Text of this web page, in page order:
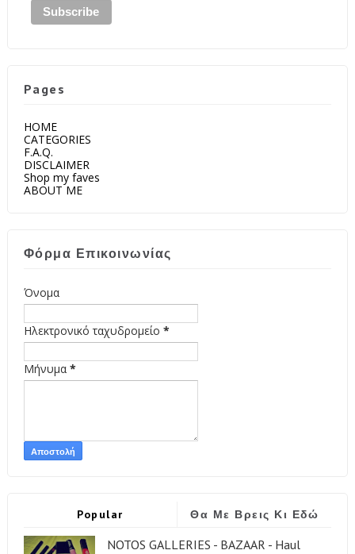
Pages
HOME
CATEGORIES
F.A.Q.
DISCLAIMER
Shop my faves
ABOUT ME
Φόρμα Επικοινωνίας
Όνομα
Ηλεκτρονικό ταχυδρομείο *
Μήνυμα *
Popular Θα Με Βρεις Κι Εδώ
NOTOS GALLERIES - BAZAAR - Haul